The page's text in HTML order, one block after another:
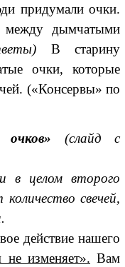
придумали очки.
дымчатыми
В старину
очки, которые
(«Консервы» по
(слайд с
в целом второго
свечей,
действие нашего
изменяет». Вам